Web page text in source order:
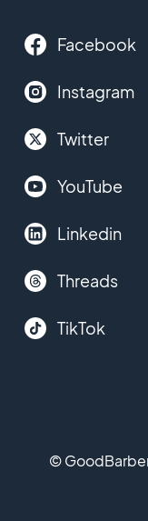
Facebook
Instagram
Twitter
YouTube
Linkedin
Threads
TikTok
©